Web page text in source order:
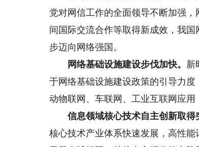
党对网信工作的全面领导不断加强
间国际交流合作等取得新成效，我
步迈向网络强国。
网络基础设施建设步伐加快。 新
于网络基础设施建设政策的引导力
动物联网、车联网、工业互联网应用
信息领域核心技术自主创新取得
核心技术产业体系快速发展，高性